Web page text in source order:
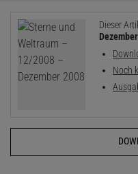
Dieser
Noch